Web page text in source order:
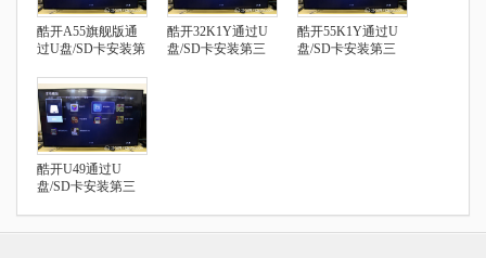
酷开A55旗舰版通
过U盘/SD卡安装第
酷开32K1Y通过U
盘/SD卡安装第三
酷开55K1Y通过U
盘/SD卡安装第三
酷开U49通过U
盘/SD卡安装第三